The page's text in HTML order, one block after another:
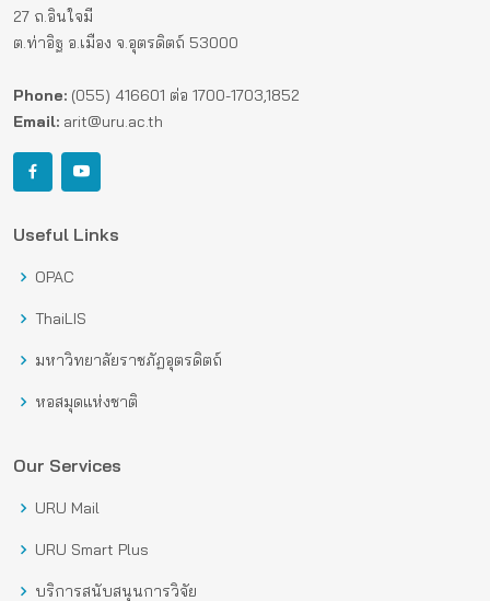
27 ถ.อินใจมี
ต.ท่าอิฐ อ.เมือง จ.อุตรดิตถ์ 53000
Phone: (055) 416601 ต่อ 1700-1703,1852
Email: arit@uru.ac.th
Useful Links
OPAC
ThaiLIS
มหาวิทยาลัยราชภัฏอุตรดิตถ์
หอสมุดแห่งชาติ
Our Services
URU Mail
URU Smart Plus
บริการสนับสนุนการวิจัย